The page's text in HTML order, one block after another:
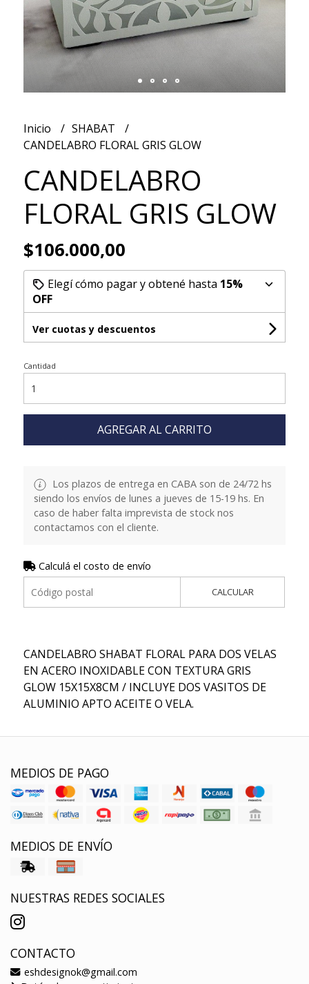
Inicio
SHABAT
CANDELABRO FLORAL GRIS GLOW
CANDELABRO
FLORAL GRIS GLOW
$106.000,00
Elegí cómo pagar y obtené hasta 15%
OFF
Ver cuotas y descuentos
Cantidad
AGREGAR AL CARRITO
Los plazos de entrega en CABA son de 24/72 hs
siendo los envíos de lunes a jueves de 15-19 hs. En
caso de haber falta imprevista de stock nos
contactamos con el cliente.
Calculá el costo de envío
CALCULAR
CANDELABRO SHABAT FLORAL PARA DOS VELAS
EN ACERO INOXIDABLE CON TEXTURA GRIS
GLOW 15X15X8CM / INCLUYE DOS VASITOS DE
ALUMINIO APTO ACEITE O VELA.
MEDIOS DE PAGO
MEDIOS DE ENVÍO
NUESTRAS REDES SOCIALES
CONTACTO
eshdesignok@gmail.com